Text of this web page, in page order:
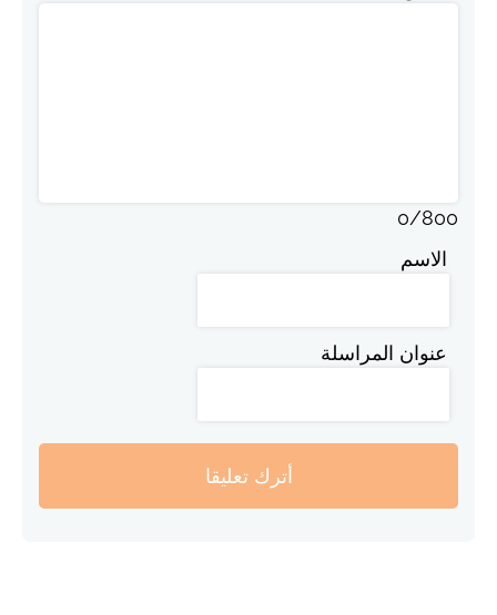
0/800
الاسم
عنوان المراسلة
أترك تعليقا